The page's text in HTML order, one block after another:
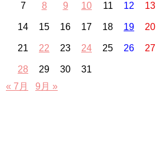
7 8 9 10 11 12 13
14 15 16 17 18 19 20
21 22 23 24 25 26 27
28 29 30
31
« 7月
9月 »